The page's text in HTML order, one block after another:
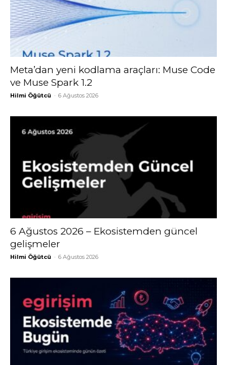
Meta’dan yeni kodlama araçları: Muse Code
ve Muse Spark 1.2
Hilmi Öğütcü - 6 Ağustos 2026
6 Ağustos 2026 – Ekosistemden güncel
gelişmeler
Hilmi Öğütcü - 6 Ağustos 2026